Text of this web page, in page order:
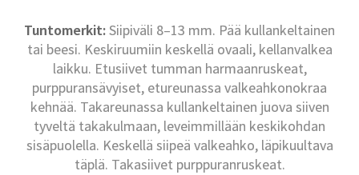
Tuntomerkit:Siipiväli 8–13 mm. Pää kullankeltainen
tai beesi. Keskiruumiin keskellä ovaali, kellanvalkea
laikku. Etusiivet tumman harmaanruskeat,
purppuransävyiset, etureunassa valkeahkonokraa
kehnää. Takareunassa kullankeltainen juova siiven
tyveltä takakulmaan, leveimmillään keskikohdan
sisäpuolella. Keskellä siipeä valkeahko, läpikuultava
täplä. Takasiivet purppuranruskeat.